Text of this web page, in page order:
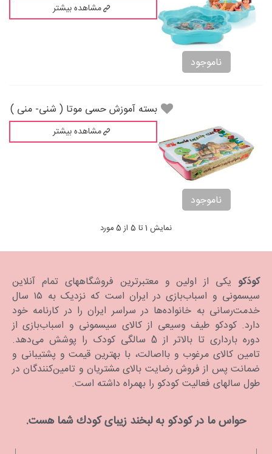
ناموجود
مشاهده بیشتر
ناموجود
بسته آموزش حسی موتا ( شنی- منی )
مشاهده بیشتر
نمایش 1 تا 5 از 5 مورد
کودَکو یکی از اولین و معتبرترین فروشگاههای تمام آنلاین
سیسمونی و اسباب‌بازی در ایران است که نزدیک به ۱۵ سال
خدمت‌رسانی به خانواده‌ها در سراسر ایران را در کارنامه خود
دارد. كودكو طیف وسیعی از کالای سیسمونی و اسباب‌بازی از
دوره بارداری تا بالاتر از 5 سالگی کودک را پوشش می‌دهد.
تامین کالای مرغوب و بااصالت، با بهترین قیمت و پشتیبانی و
ضمانت پس از فروش رضایت بالای مشتریان و تامین‌کنندگان در
طول سالهای فعالیت کودکو را بهمراه داشته است.
حواس ما در كودكو به لبخند زیبای كودك شما هست.